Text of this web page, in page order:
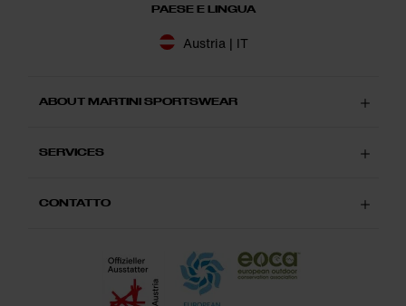
PAESE E LINGUA
Austria | IT
ABOUT MARTINI SPORTSWEAR
SERVICES
CONTATTO